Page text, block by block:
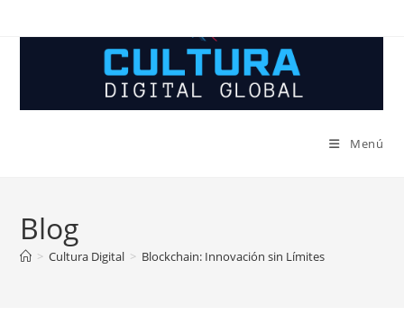
Menú
Blog
> Cultura Digital > Blockchain: Innovación sin Límites